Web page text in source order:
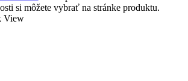
si môžete vybrať na stránke produktu.
View